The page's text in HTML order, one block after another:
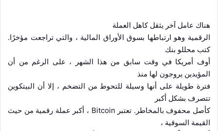
هناك عامل آخر يثقل كاهل العملة
الرقمية وهو ارتباطها بسوق الأوراق المالية ، والتي تراجعت مؤخرًا.
كتب محللو بنك
أوف أمريكا في وقت سابق من هذا الشهر ، على الرغم من أن
المؤيدين يروجون لها منذ
فترة طويلة على أنها وسيلة للتحوط من التضخم ، إلا أن البيتكوين
تتصرف بشكل أكبر
كأصل محفوف بالمخاطر. تعتبر Bitcoin ، أكبر عملة رقمية من حيث
القيمة السوقية ،